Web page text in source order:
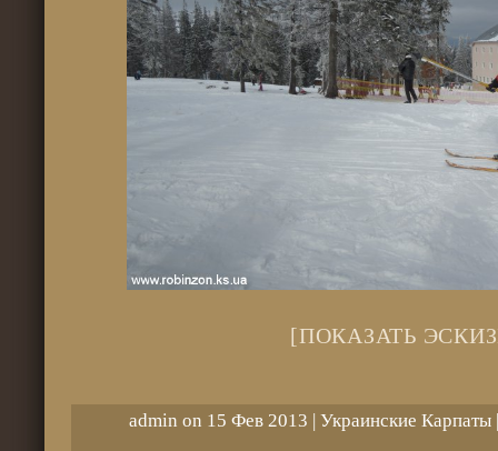
[ПОКАЗАТЬ
admin on 15 Фев 2013 | Украинские Карпаты